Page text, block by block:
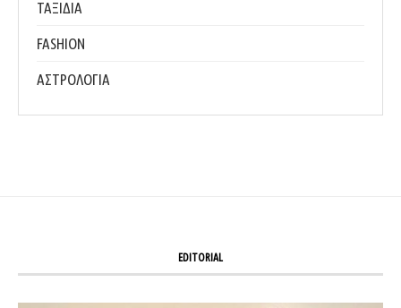
ΤΑΞΙΔΙΑ
FASHION
ΑΣΤΡΟΛΟΓΙΑ
EDITORIAL